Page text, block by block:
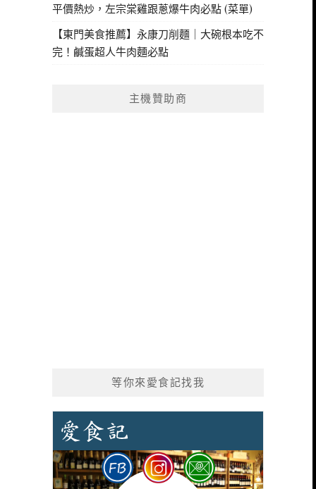
平價熱炒，左宗棠雞跟蔥爆牛肉必點 (菜單)
【東門美食推薦】永康刀削麵｜大碗根本吃不
完！鹹蛋超人牛肉麵必點
主機贊助商
等你來愛食記找我